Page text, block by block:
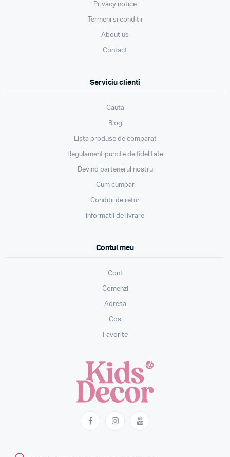
Privacy notice
Termeni si conditii
About us
Contact
Serviciu clienti
Cauta
Blog
Lista produse de comparat
Regulament puncte de fidelitate
Devino partenerul nostru
Cum cumpar
Conditii de retur
Informatii de livrare
Contul meu
Cont
Comenzi
Adresa
Cos
Favorite